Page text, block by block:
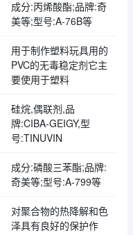
成分:丙烯酸酯;品牌:奇
美等;型号:A-76B等
用于制作塑料玩具用的
PVC的无毒稳定剂它主
要使用于塑料
硅烷,偶联剂,品
牌:CIBA-GEIGY,型
号:TINUVIN
成分:磷酸三苯酯;品牌:
奇美等;型号:A-799等
对聚合物的热降解和色
泽具有良好的保护作